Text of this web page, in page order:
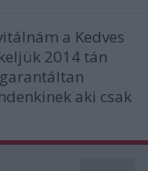
a Kedves
2014 tán
aki csak